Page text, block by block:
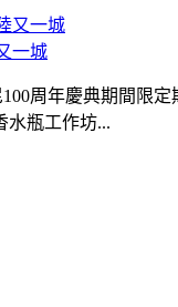
一城
周年慶典期間限
水瓶工作坊...